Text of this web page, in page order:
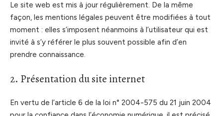
Le site web est mis à jour régulièrement. De la même
façon, les mentions légales peuvent être modifiées à tout
moment : elles s’imposent néanmoins à l’utilisateur qui est
invité à s’y référer le plus souvent possible afin d’en
prendre connaissance.
2. Présentation du site internet
En vertu de l’article 6 de la loi n° 2004-575 du 21 juin 2004